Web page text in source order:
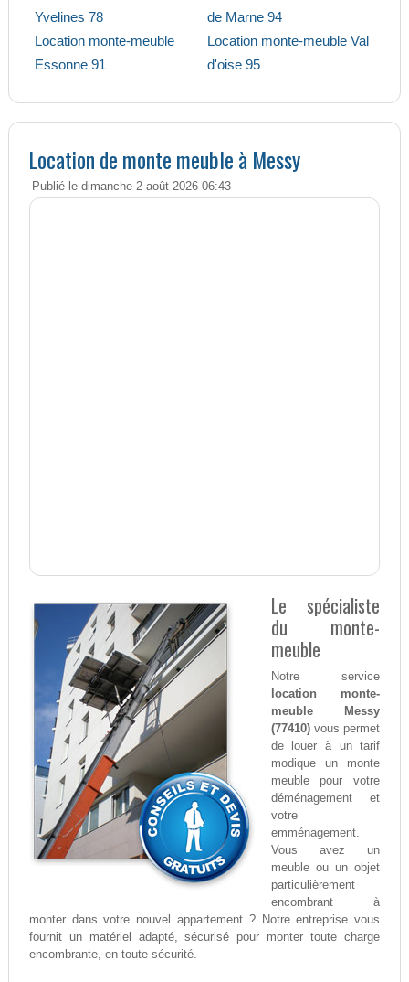
Yvelines 78
Location monte-meuble
Essonne 91
de Marne 94
Location monte-meuble Val
d'oise 95
Location de monte meuble à Messy
Publié le dimanche 2 août 2026 06:43
Le spécialiste
du monte-
meuble
Notre service
location monte-
meuble Messy
(77410)vous permet
de louer à un tarif
modique un monte
meuble pour votre
déménagement et
votre
emménagement.
Vous avez un
meuble ou un objet
particulièrement
encombrant à
monter dans votre nouvel appartement ? Notre entreprise vous
fournit un matériel adapté, sécurisé pour monter toute charge
encombrante, en toute sécurité.